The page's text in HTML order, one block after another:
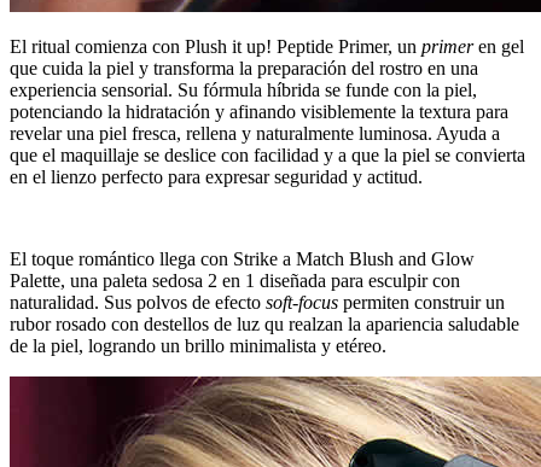
El ritual comienza con Plush it up! Peptide Primer, un primeren gel
que cuida la piel y transforma la preparación del rostro en una
experiencia sensorial. Su fórmula híbrida se funde con la piel,
potenciando la hidratación y afinando visiblemente la textura para
revelar una piel fresca, rellena y naturalmente luminosa. Ayuda a
que el maquillaje se deslice con facilidad y a que la piel se convierta
en el lienzo perfecto para expresar seguridad y actitud.
El toque romántico llega con Strike a Match Blush and Glow
Palette, una paleta sedosa 2 en 1 diseñada para esculpir con
naturalidad. Sus polvos de efecto soft-focus permiten construir un
rubor rosado con destellos de luz qu realzan la apariencia saludable
de la piel, logrando un brillo minimalista y etéreo.